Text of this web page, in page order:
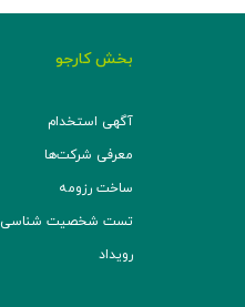
بخش کارجو
آگهی استخدام
معرفی شرکت‌ها
ساخت رزومه
تست شخصیت شناسی
رویداد